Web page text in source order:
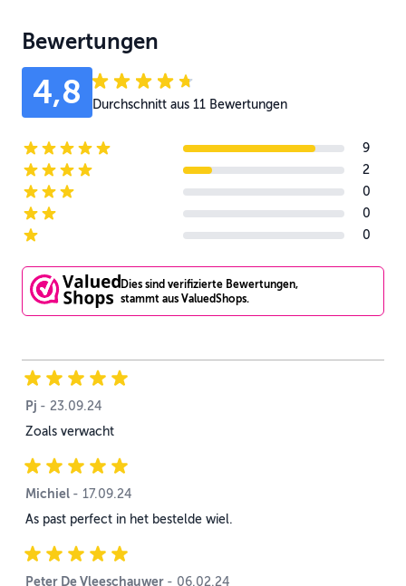
Bewertungen
4,8 Durchschnitt aus 11 Bewertungen
5-star reviews
9
4-star reviews
2
3-star reviews
0
2-star reviews
0
1-star reviews
0
Dies sind verifizierte Bewertungen,
stammt aus ValuedShops.
Pj - 23. September 2024
23.09.24
Zoals verwacht
Michiel - 17. September 2024
17.09.24
As past perfect in het bestelde wiel.
Peter De Vleeschauwer - 6. Februar 2024
06.02.24